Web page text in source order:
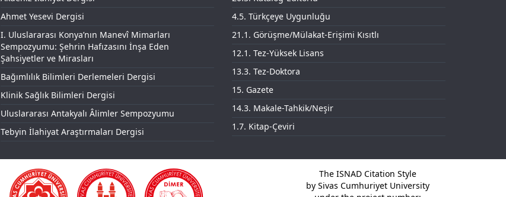
Ahmet Yesevi Dergisi
I. Uluslararası Konya’nın Manevî Mimarları
Sempozyumu: Şehrin Hafızasını İnşa Eden
Şahsiyetler ve Mirasları
Bağımlılık Bilimleri Derlemeleri Dergisi
Klinik Sağlık Bilimleri Dergisi
Uluslararası Antakyalı Âlimler Sempozyumu
Tebyin İlahiyat Araştırmaları Dergisi
4.5. Türkçeye Uygunluğu
21.1. Görüşme/Mülakat-Erişimi Kısıtlı
12.1. Tez-Yüksek Lisans
13.3. Tez-Doktora
15. Gazete
14.3. Makale-Tahkik/Neşir
1.7. Kitap-Çeviri
The ISNAD Citation Style
by Sivas Cumhuriyet University